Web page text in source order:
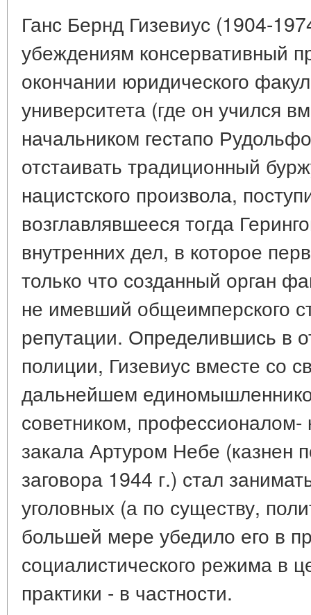
Ганс Бернд Гизевиус (1904-
убеждениям консервативный
окончании юридического
университета (где он учился
начальником гестапо
отстаивать традиционный
нацистского произвола,
возглавлявшееся тогда
внутренних дел, в которое
только что созданный орган
не имевший общеимперского
репутации. Определившись в
полиции, Гизевиус вместе со
дальнейшем
советником, профессионалом-
закала Артуром Небе (казнен
заговора 1944 г.) стал
уголовных (а по существу,
большей мере убедило его в
социалистического режима в
практики - в частности.